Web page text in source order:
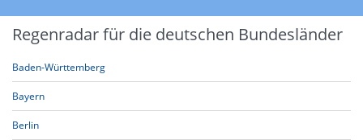
Regenradar für die deutschen Bundesländer
Baden-Württemberg
Bayern
Berlin